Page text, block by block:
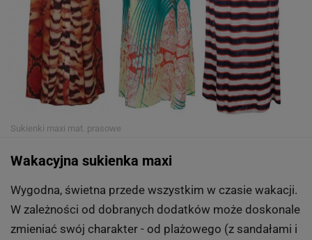
Sukienki maxi mat. prasowe
Wakacyjna sukienka maxi
Wygodna, świetna przede wszystkim w czasie wakacji.
W zależności od dobranych dodatków może doskonale
zmieniać swój charakter - od plażowego (z sandałami i